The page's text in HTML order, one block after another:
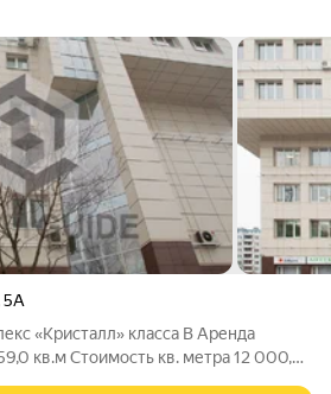
5А
«Кристалл» класса B Аренда
кв.м Cтоимость кв. метра 12 000,01